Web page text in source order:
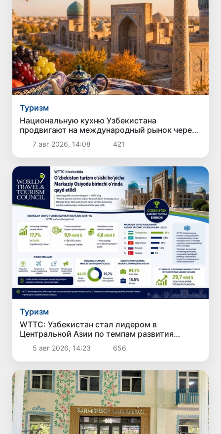
Туризм
Национальную кухню Узбекистана
продвигают на международный рынок через
гастротуризм
7 авг 2026, 14:08 421
Туризм
WTTC: Узбекистан стал лидером в
Центральной Азии по темпам развития
туризма
5 авг 2026, 14:23 656